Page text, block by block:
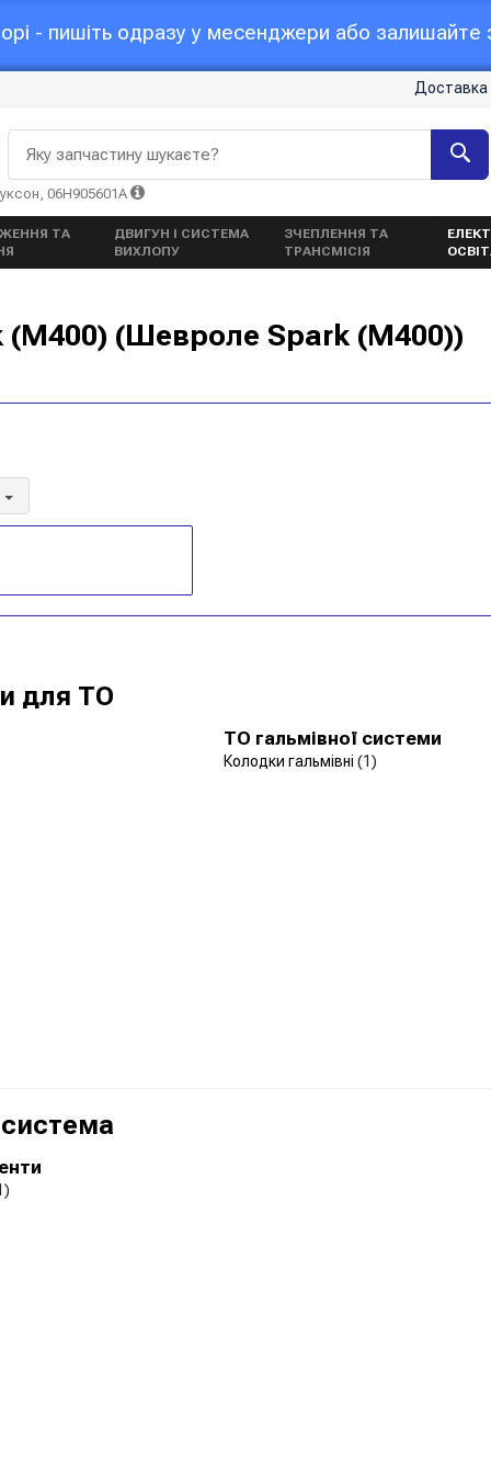
- пишіть одразу у месенджери або залишайте
Доставка
Яку запчастину шукаєте?
06H905601A
ТА
ДВИГУН І СИСТЕМА
ВИХЛОПУ
ЗЧЕПЛЕННЯ ТА
ТРАНСМІСІЯ
(Шевроле Spark (M400))
для ТО
ТО гальмівної системи
Колодки гальмівні (1)